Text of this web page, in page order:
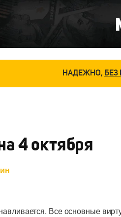
НАДЕЖНО, БЕЗ
4 октября
Все основные